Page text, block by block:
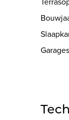
fietsen
760 –
Garages